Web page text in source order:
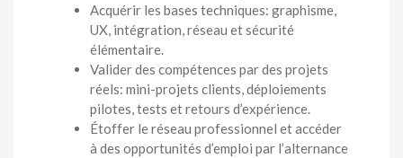
Acquérir les bases techniques: graphisme,
UX, intégration, réseau et sécurité
élémentaire.
Valider des compétences par des projets
réels: mini-projets clients, déploiements
pilotes, tests et retours d’expérience.
Étoffer le réseau professionnel et accéder
à des opportunités d’emploi par l’alternance